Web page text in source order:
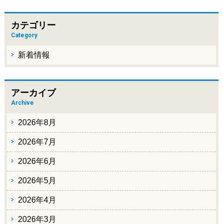
カテゴリー
Category
新着情報
アーカイブ
Archive
2026年8月
2026年7月
2026年6月
2026年5月
2026年4月
2026年3月